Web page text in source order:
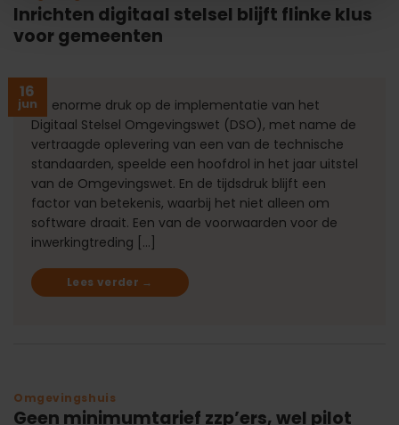
Inrichten digitaal stelsel blijft flinke klus
voor gemeenten
16
junDe enorme druk op de implementatie van het
Digitaal Stelsel Omgevingswet (DSO), met name de
vertraagde oplevering van een van de technische
standaarden, speelde een hoofdrol in het jaar uitstel
van de Omgevingswet. En de tijdsdruk blijft een
factor van betekenis, waarbij het niet alleen om
software draait. Een van de voorwaarden voor de
inwerkingtreding […]
Lees verder →
Omgevingshuis
Geen minimumtarief zzp’ers, wel pilot